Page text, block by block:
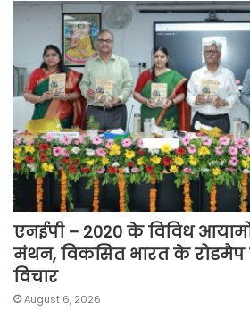
एनईपी – 2020 के विविध
मंथन, विकसित भारत के रोडमैप
विचार
August 6, 2026